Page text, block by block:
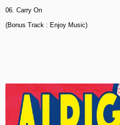
06. Carry On
(Bonus Track : Enjoy Music)